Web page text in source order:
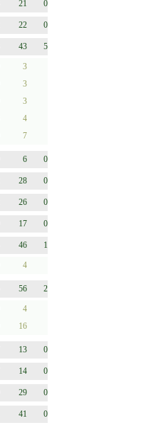
21 0
22 0
43 5
3
3
3
4
7
6 0
28 0
26 0
17 0
46 1
4
56 2
4
16
13 0
14 0
29 0
41 0